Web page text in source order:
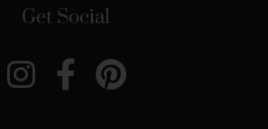
Get Social